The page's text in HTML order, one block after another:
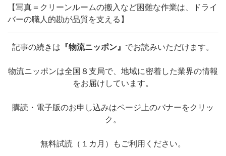
【写真＝クリーンルームの搬入など困難な作業は、ドライ
バーの職人的勘が品質を支える】
記事の続きは 『物流ニッポン』 でお読みいただけます。
物流ニッポンは全国８支局で、地域に密着した業界の情報
をお届けしています。
購読・電子版のお申し込みはページ上のバナーをクリッ
ク。
無料試読（１カ月）もご利用ください。